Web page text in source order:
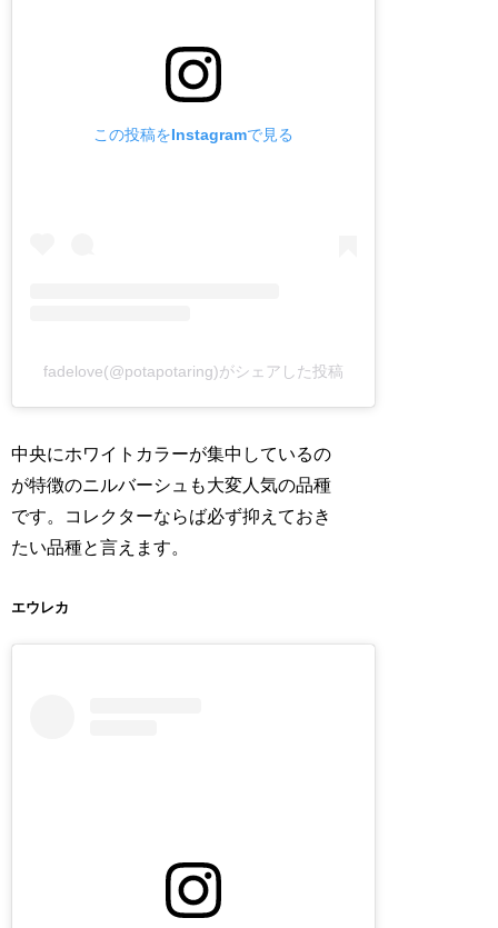
この投稿をInstagramで見る
fadelove(@potapotaring)がシェアした投稿
中央にホワイトカラーが集中しているの
が特徴のニルバーシュも大変人気の品種
です。コレクターならば必ず抑えておき
たい品種と言えます。
エウレカ